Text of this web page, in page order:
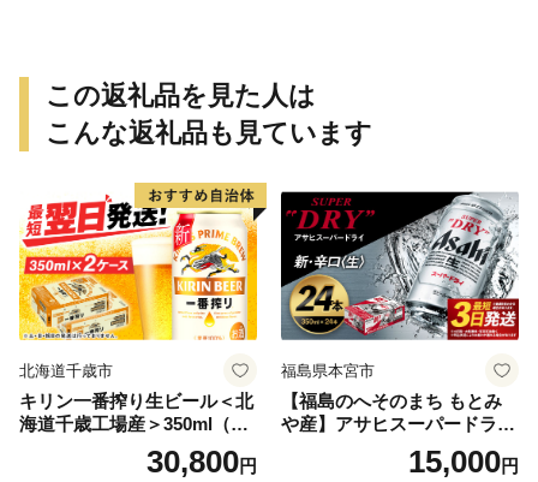
この返礼品を見た人は
こんな返礼品も見ています
北海道千歳市
キリン一番搾り生ビール＜北
海道千歳工場産＞350ml（24
30,800円
福島県本宮市
【福島のへそのまち もとみ
や産】アサヒスーパードライ
350ml×24本 合計8.4L 1ケー
ス アルコール度数5% 缶ビー
15,000円